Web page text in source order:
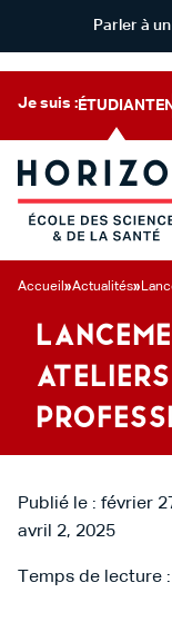
Je suis : ÉTUDIANT
Accueil »Actualités»
Publié le : février
avril 2, 2025
Temps de lecture :
Parler à